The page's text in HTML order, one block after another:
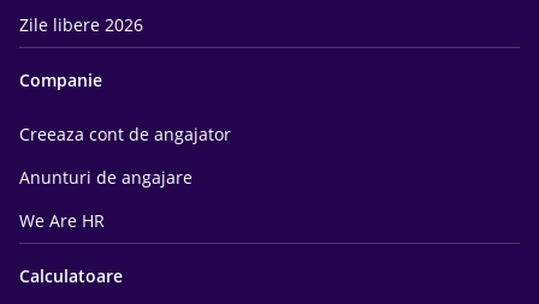
Zile libere 2026
Companie
Creeaza cont de angajator
Anunturi de angajare
We Are HR
Calculatoare